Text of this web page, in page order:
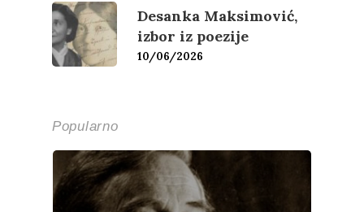
Desanka Maksimović,
izbor iz poezije
10/06/2026
Popularno